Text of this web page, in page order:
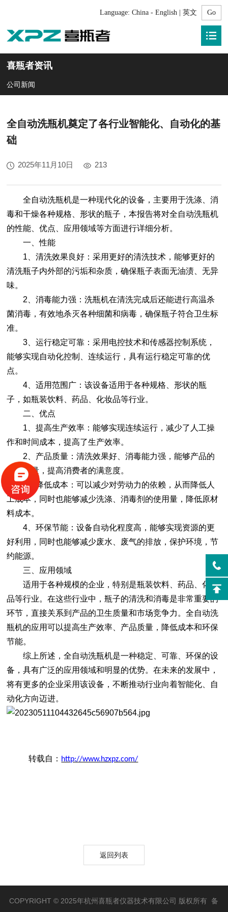
Language: China - English | 英文
喜瓶者资讯
公司新闻
全自动洗瓶机奠定了各行业智能化、自动化的基
础
2025年11月10日 213
全自动洗瓶机是一种现代化的设备，主要用于洗涤、消
毒和干燥各种规格、形状的瓶子，本报告将对全自动洗瓶机
的性能、优点、应用领域等方面进行详细分析。
一、性能
1、清洗效果良好：采用更好的清洗技术，能够更好的
清洗瓶子内外部的污垢和杂质，确保瓶子表面无油渍、无异
味。
2、消毒能力强：洗瓶机在清洗完成后还能进行高温杀
菌消毒，有效地杀灭各种细菌和病毒，确保瓶子符合卫生标
准。
3、运行稳定可靠：采用电控技术和传感器控制系统，
能够实现自动化控制、连续运行，具有运行稳定可靠的优
点。
4、适用范围广：该设备适用于各种规格、形状的瓶
子，如瓶装饮料、药品、化妆品等行业。
二、优点
1、提高生产效率：能够实现连续运行，减少了人工操
作和时间成本，提高了生产效率。
2、产品质量：清洗效果好、消毒能力强，能够产品的
卫生质量，提高消费者的满意度。
3、降低成本：可以减少对劳动力的依赖，从而降低人
工成本，同时也能够减少洗涤、消毒剂的使用量，降低原材
料成本。
4、环保节能：设备自动化程度高，能够实现资源的更
好利用，同时也能够减少废水、废气的排放，保护环境，节
约能源。
三、应用领域
适用于各种规模的企业，特别是瓶装饮料、药品、化妆
品等行业。在这些行业中，瓶子的清洗和消毒是非常重要的
环节，直接关系到产品的卫生质量和市场竞争力。全自动洗
瓶机的应用可以提高生产效率、产品质量，降低成本和环保
节能。
综上所述，全自动洗瓶机是一种稳定、可靠、环保的设
备，具有广泛的应用领域和明显的优势。在未来的发展中，
将有更多的企业采用该设备，不断推动行业向着智能化、自
动化方向迈进。
转载自： http://www.hzxpz.com/
返回列表
COPYRIGHT © 2025年杭州喜瓶者仪器技术有限公司 版权所有 备